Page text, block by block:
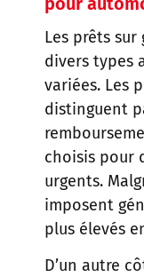
Les prêts
divers types
variées. Les
distinguent
choisis pour
urgents.
imposent
plus élevés
D’un autre